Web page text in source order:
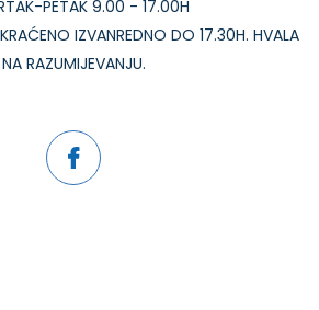
PETAK 9.00 - 17.00H
IZVANREDNO DO 17.30H. HVALA
NA RAZUMIJEVANJU.